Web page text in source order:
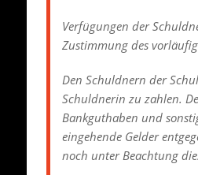
Verfügungen der
Zustimmung des
Den Schuldnern der
Schuldnerin zu zahlen.
Bankguthaben und
eingehende Gelder
noch unter Beachtung